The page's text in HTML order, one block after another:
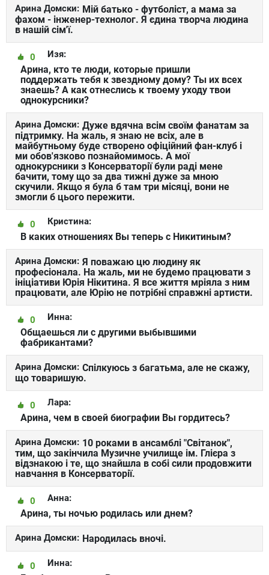
Арина Домски: Мій батько - футболіст, а мама за
фахом - інженер-технолог. Я єдина творча людина
в нашій сім'ї.
Изя:
0
Арина, кто те люди, которые пришли
поддержать тебя к звездному дому? Ты их всех
знаешь? А как отнеслись к твоему уходу твои
однокурсники?
Арина Домски: Дуже вдячна всім своїм фанатам за
підтримку. На жаль, я знаю не всіх, але в
майбутньому буде створено офіційний фан-клуб і
ми обов'язково познайомимось. А мої
однокурсники з Консерваторії були раді мене
бачити, тому що за два тижні дуже за мною
скучили. Якщо я була б там три місяці, вони не
змогли б цього пережити.
Кристина:
0
В каких отношениях Вы теперь с Никитиным?
Арина Домски: Я поважаю цю людину як
професіонала. На жаль, ми не будемо працювати з
ініціативи Юрія Нікитина. Я все життя мріяла з ним
працювати, але Юрію не потрібні справжні артисти.
Инна:
0
Общаешься ли с другими выбывшими
фабрикантами?
Арина Домски: Спілкуюсь з багатьма, але не скажу,
що товаришую.
Лара:
0
Арина, чем в своей биографии Вы гордитесь?
Арина Домски: 10 роками в ансамблі "Світанок",
тим, що закінчила Музичне училище ім. Глієра з
відзнакою і те, що знайшла в собі сили продовжити
навчання в Консерваторії.
Анна:
0
Арина, ты ночью родилась или днем?
Арина Домски: Народилась вночі.
Инна:
0